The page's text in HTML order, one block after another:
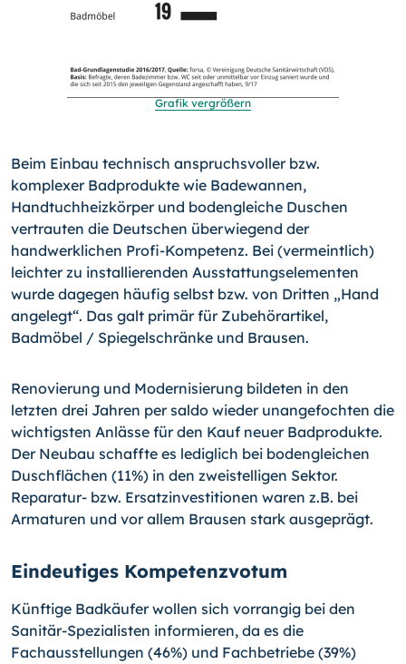
Grafik vergrößern
Beim Einbau technisch anspruchsvoller bzw.
komplexer Badprodukte wie Badewannen,
Handtuchheizkörper und bodengleiche Duschen
vertrauten die Deutschen überwiegend der
handwerklichen Profi-Kompetenz. Bei (vermeintlich)
leichter zu installierenden Ausstattungselementen
wurde dagegen häufig selbst bzw. von Dritten „Hand
angelegt“. Das galt primär für Zubehörartikel,
Badmöbel / Spiegelschränke und Brausen.
Renovierung und Modernisierung bildeten in den
letzten drei Jahren per saldo wieder unangefochten die
wichtigsten Anlässe für den Kauf neuer Badprodukte.
Der Neubau schaffte es lediglich bei bodengleichen
Duschflächen (11%) in den zweistelligen Sektor.
Reparatur- bzw. Ersatzinvestitionen waren z.B. bei
Armaturen und vor allem Brausen stark ausgeprägt.
Eindeutiges Kompetenzvotum
Künftige Badkäufer wollen sich vorrangig bei den
Sanitär-Spezialisten informieren, da es die
Fachausstellungen (46%) und Fachbetriebe (39%)